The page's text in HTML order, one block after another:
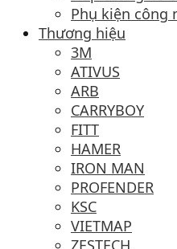
Phụ kiện công
Thương hiệu
3M
ATIVUS
ARB
CARRYBOY
FITT
HAMER
IRON MAN
PROFENDER
KSC
VIETMAP
ZESTECH